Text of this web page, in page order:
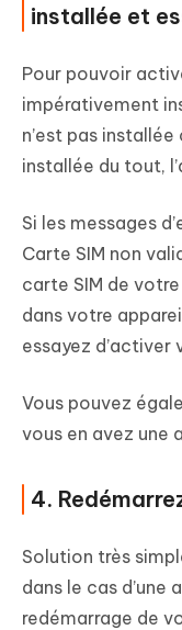
installée et
Pour pouvoir
impérativement
n’est pas
installée du tout,
Si les messages
Carte SIM non
carte SIM de
dans votre
essayez d’activer
Vous pouvez
vous en avez une
4.
Solution très
dans le cas
redémarrage de